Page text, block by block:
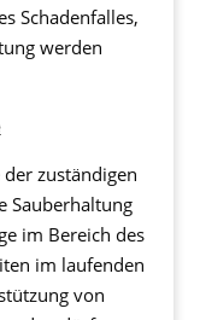
Schadenfalles,
werden
zuständigen
Sauberhaltung
im Bereich des
im laufenden
von